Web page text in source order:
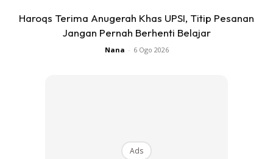
Haroqs Terima Anugerah Khas UPSI, Titip Pesanan
Jangan Pernah Berhenti Belajar
Nana - 6 Ogo 2026
Ads